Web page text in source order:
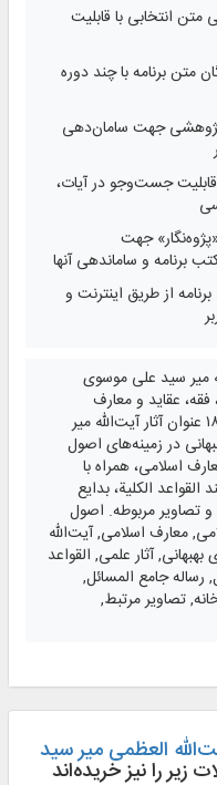
انتخابی با قابلیت
متن برنامه با چند دوره
پژوهشی جهت سامان‌دهی
جست‌وجو در آیات،
جهت
برنامه و ساماندهی آنها
از طریق اینترنت و
میر سید علی موسوی
فقه، عقاید و معارف
اسلامی فهرستی از ۱۸ عنوان آثار آیت‌الله میر
در زمینه‌های اصول
اسلامی، همراه با
الکلیة، بدایع
تصاویر مربوطه. اصول
معارف اسلامی, آیت‌الله
آثار علمی, القواعد
رساله جامع المسائل,
تصاویر مرتبط,
العظمی میر سید
زیر را نیز خریده‌اند